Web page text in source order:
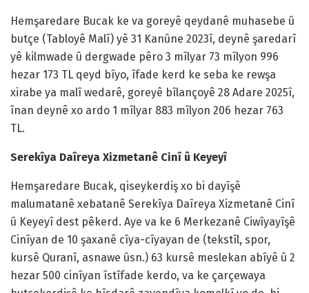
Hemşaredare Bucak ke va goreyê qeydanê muhasebe û
butçe (Tabloyê Malî) yê 31 Kanûne 2023î, deynê şaredarî
yê kilmwade û dergwade pêro 3 mîlyar 73 mîlyon 996
hezar 173 TL qeyd bîyo, îfade kerd ke seba ke rewşa
xirabe ya malî wedarê, goreyê bîlançoyê 28 Adare 2025î,
înan deynê xo ardo 1 mîlyar 883 mîlyon 206 hezar 763
TL.
Serekîya Daîreya Xizmetanê Cinî û Keyeyî
Hemşaredare Bucak, qiseykerdiş xo bi dayîşê
malumatanê xebatanê Serekîya Daîreya Xizmetanê Cinî
û Keyeyî dest pêkerd. Aye va ke 6 Merkezanê Ciwîyayîşê
Cinîyan de 10 şaxanê cîya-cîyayan de (tekstîl, spor,
kursê Quranî, asnawe ûsn.) 63 kursê meslekan abîyê û 2
hezar 500 cinîyan îstîfade kerdo, va ke çarçewaya